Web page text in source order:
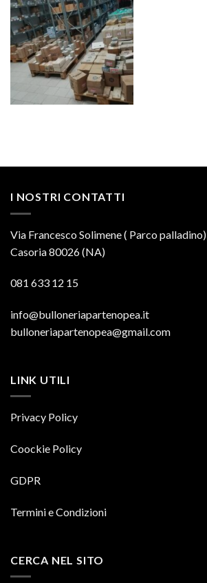
I NOSTRI CONTATTI
Via Francesco Solimene ( Parco palladino)
Casoria 80026 (NA)
081 633 12 15
info@bulloneriapartenopea.it
bulloneriapartenopea@gmail.com
LINK UTILI
Privacy Policy
Coockie Policy
GDPR
Termini e Condizioni
CERCA NEL SITO